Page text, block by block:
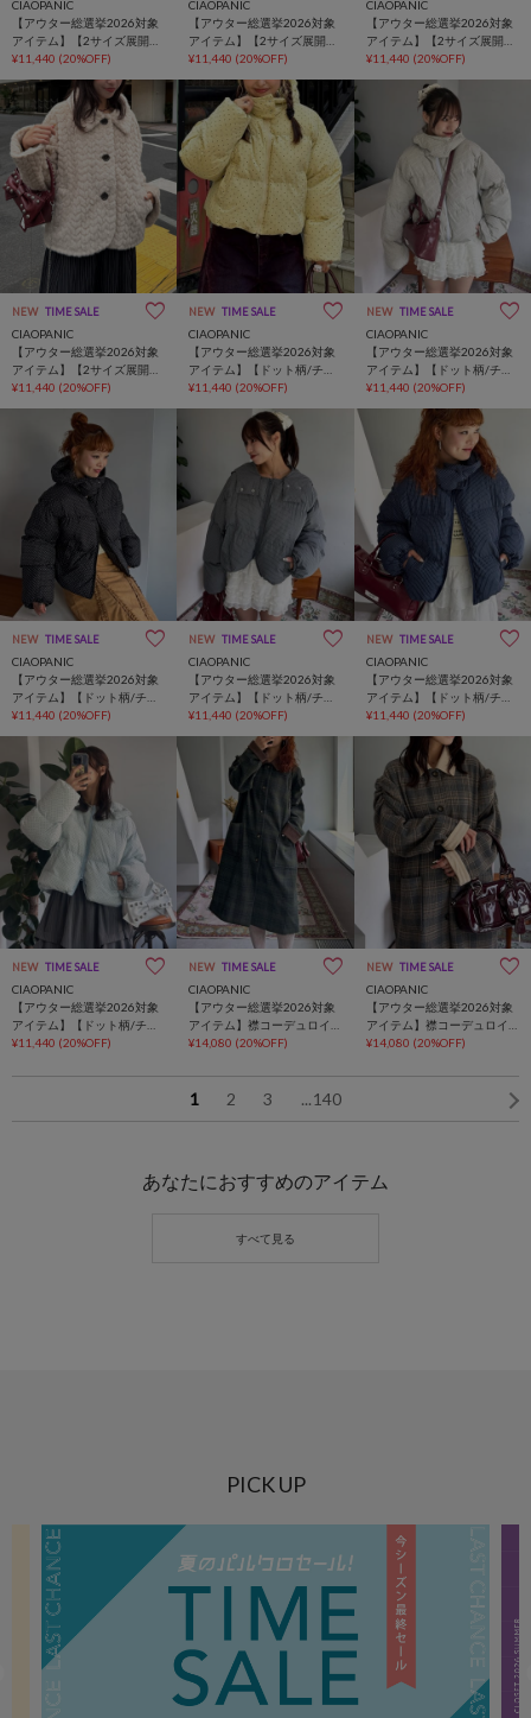
CIAOPANIC
【アウター総選挙2026対象
アイテム】【2サイズ展開】
アソートバンビ柄ファージ
ャケット
¥11,440 (20%OFF)
CIAOPANIC
【アウター総選挙2026対象
アイテム】【2サイズ展開】
アソートバンビ柄ファージ
ャケット
¥11,440 (20%OFF)
CIAOPANIC
【アウター総選挙2026対象
アイテム】【2サイズ展開】
アソートバンビ柄ファージ
ャケット
¥11,440 (20%OFF)
NEW TIME SALE
CIAOPANIC
【アウター総選挙2026対象
アイテム】【2サイズ展開】
アソートバンビ柄ファージ
¥11,440 (20%OFF)
NEW TIME SALE
CIAOPANIC
【アウター総選挙2026対象
アイテム】【ドット柄/チェ
ック柄】アソート柄ドルマ
¥11,440 (20%OFF)
NEW TIME SALE
CIAOPANIC
【アウター総選挙2026対象
アイテム】【ドット柄/チェ
ック柄】アソート柄ドルマ
¥11,440 (20%OFF)
NEW TIME SALE
CIAOPANIC
【アウター総選挙2026対象
アイテム】【ドット柄/チェ
ック柄】アソート柄ドルマ
¥11,440 (20%OFF)
NEW TIME SALE
CIAOPANIC
【アウター総選挙2026対象
アイテム】【ドット柄/チェ
ック柄】アソート柄ドルマ
¥11,440 (20%OFF)
NEW TIME SALE
CIAOPANIC
【アウター総選挙2026対象
アイテム】【ドット柄/チェ
ック柄】アソート柄ドルマ
¥11,440 (20%OFF)
NEW TIME SALE
CIAOPANIC
【アウター総選挙2026対象
アイテム】【ドット柄/チェ
ック柄】アソート柄ドルマ
¥11,440 (20%OFF)
NEW TIME SALE
CIAOPANIC
【アウター総選挙2026対象
アイテム】襟コーデュロイ
チェックロングコート
¥14,080 (20%OFF)
NEW TIME SALE
CIAOPANIC
【アウター総選挙2026対象
アイテム】襟コーデュロイ
チェックロングコート
¥14,080 (20%OFF)
1 2 3 ...140
あなたにおすすめのアイテム
PICK UP